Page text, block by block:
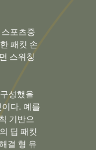
포츠중
패킷 손
스위칭
성했을
다. 예를
기반으
딥 패킷
결 형 유